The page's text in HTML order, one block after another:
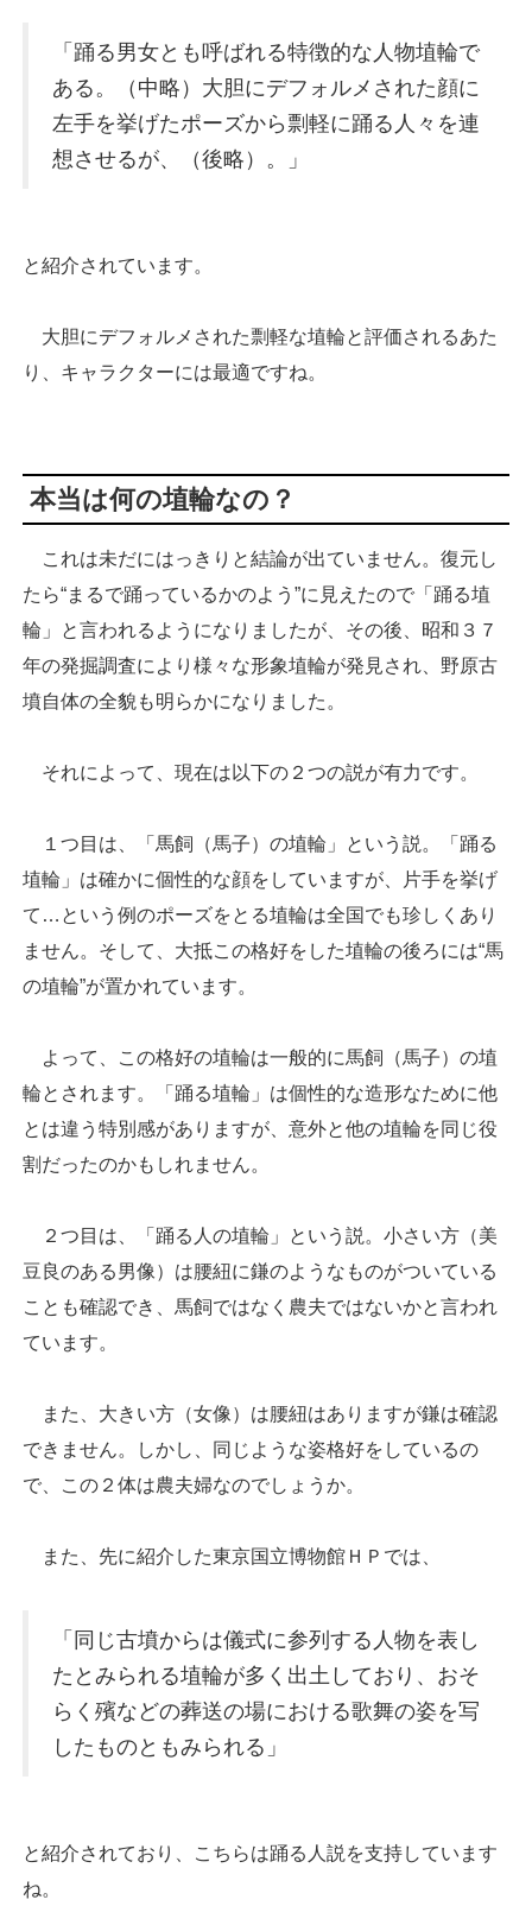
「踊る男女とも呼ばれる特徴的な人物埴輪で
ある。（中略）大胆にデフォルメされた顔に
左手を挙げたポーズから剽軽に踊る人々を連
想させるが、（後略）。」
と紹介されています。
大胆にデフォルメされた剽軽な埴輪と評価されるあた
り、キャラクターには最適ですね。
本当は何の埴輪なの？
これは未だにはっきりと結論が出ていません。復元し
たら“まるで踊っているかのよう”に見えたので「踊る埴
輪」と言われるようになりましたが、その後、昭和３７
年の発掘調査により様々な形象埴輪が発見され、野原古
墳自体の全貌も明らかになりました。
それによって、現在は以下の２つの説が有力です。
１つ目は、「馬飼（馬子）の埴輪」という説。「踊る
埴輪」は確かに個性的な顔をしていますが、片手を挙げ
て…という例のポーズをとる埴輪は全国でも珍しくあり
ません。そして、大抵この格好をした埴輪の後ろには“馬
の埴輪”が置かれています。
よって、この格好の埴輪は一般的に馬飼（馬子）の埴
輪とされます。「踊る埴輪」は個性的な造形なために他
とは違う特別感がありますが、意外と他の埴輪を同じ役
割だったのかもしれません。
２つ目は、「踊る人の埴輪」という説。小さい方（美
豆良のある男像）は腰紐に鎌のようなものがついている
ことも確認でき、馬飼ではなく農夫ではないかと言われ
ています。
また、大きい方（女像）は腰紐はありますが鎌は確認
できません。しかし、同じような姿格好をしているの
で、この２体は農夫婦なのでしょうか。
また、先に紹介した東京国立博物館ＨＰでは、
「同じ古墳からは儀式に参列する人物を表し
たとみられる埴輪が多く出土しており、おそ
らく殯などの葬送の場における歌舞の姿を写
したものともみられる」
と紹介されており、こちらは踊る人説を支持しています
ね。